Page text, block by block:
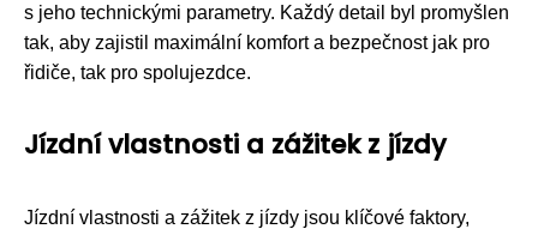
s jeho technickými parametry. Každý detail byl promyšlen
tak, aby zajistil maximální komfort a bezpečnost jak pro
řidiče, tak pro spolujezdce.
Jízdní vlastnosti a zážitek z jízdy
Jízdní vlastnosti a zážitek z jízdy jsou klíčové faktory,